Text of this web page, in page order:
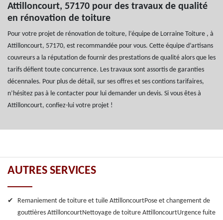
Attilloncourt, 57170 pour des travaux de qualité
en rénovation de toiture
Pour votre projet de rénovation de toiture, l’équipe de Lorraine Toiture , à
Attilloncourt, 57170, est recommandée pour vous. Cette équipe d’artisans
couvreurs a la réputation de fournir des prestations de qualité alors que les
tarifs défient toute concurrence. Les travaux sont assortis de garanties
décennales. Pour plus de détail, sur ses offres et ses contions tarifaires,
n’hésitez pas à le contacter pour lui demander un devis. Si vous êtes à
Attilloncourt, confiez-lui votre projet !
AUTRES SERVICES
Remaniement de toiture et tuile AttilloncourtPose et changement de
gouttières AttilloncourtNettoyage de toiture AttilloncourtUrgence fuite